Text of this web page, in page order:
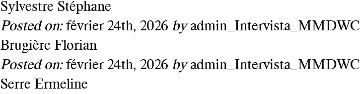
Sylvestre Stéphane
Posted on: février 24th, 2026 by admin_Intervista_MMDWC
Brugière Florian
Posted on: février 24th, 2026 by admin_Intervista_MMDWC
Serre Ermeline